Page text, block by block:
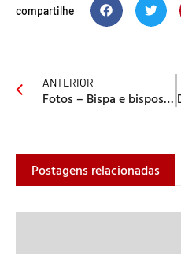
compartilhe
ANTERIOR
Fotos – Bispa e bispos da Igreja Metodista se reúnem em São Paulo
Postagens relacionadas